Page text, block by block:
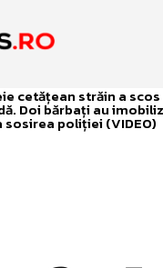
cetățean străin a
Doi bărbați au
sosirea poliției (VIDEO)